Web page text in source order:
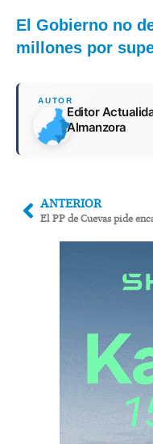
El Gobierno no
millones por
Editor
Almanzora
ANTERIOR